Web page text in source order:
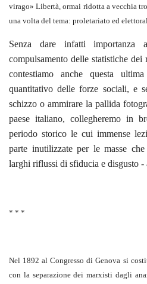
virago» Libertà, ormai ridotta a vecchia
una volta del tema: proletariato ed
Senza dare infatti
compulsamento delle statistiche
contestiamo anche questa
quantitativo delle forze sociali, e
schizzo o ammirare la pallida
paese italiano, collegheremo in
periodo storico le cui immense
parte inutilizzate per le masse
larghi riflussi di sfiducia e disgusto -
* * *
Nel 1892 al Congresso di Genova si
con la separazione dei marxisti dagli